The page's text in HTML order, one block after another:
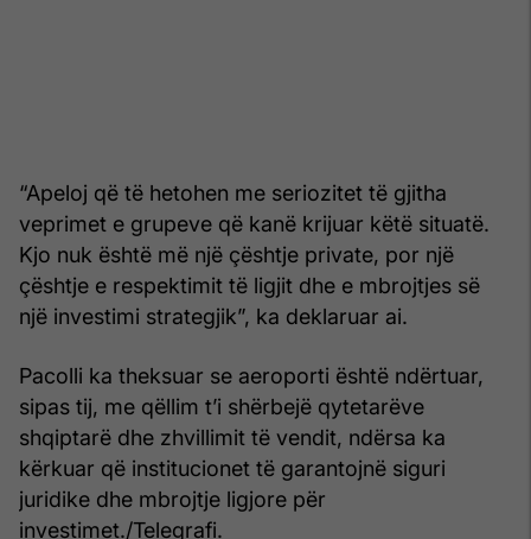
“Apeloj që të hetohen me seriozitet të gjitha
veprimet e grupeve që kanë krijuar këtë situatë.
Kjo nuk është më një çështje private, por një
çështje e respektimit të ligjit dhe e mbrojtjes së
një investimi strategjik”, ka deklaruar ai.
Pacolli ka theksuar se aeroporti është ndërtuar,
sipas tij, me qëllim t’i shërbejë qytetarëve
shqiptarë dhe zhvillimit të vendit, ndërsa ka
kërkuar që institucionet të garantojnë siguri
juridike dhe mbrojtje ligjore për
investimet./Telegrafi.